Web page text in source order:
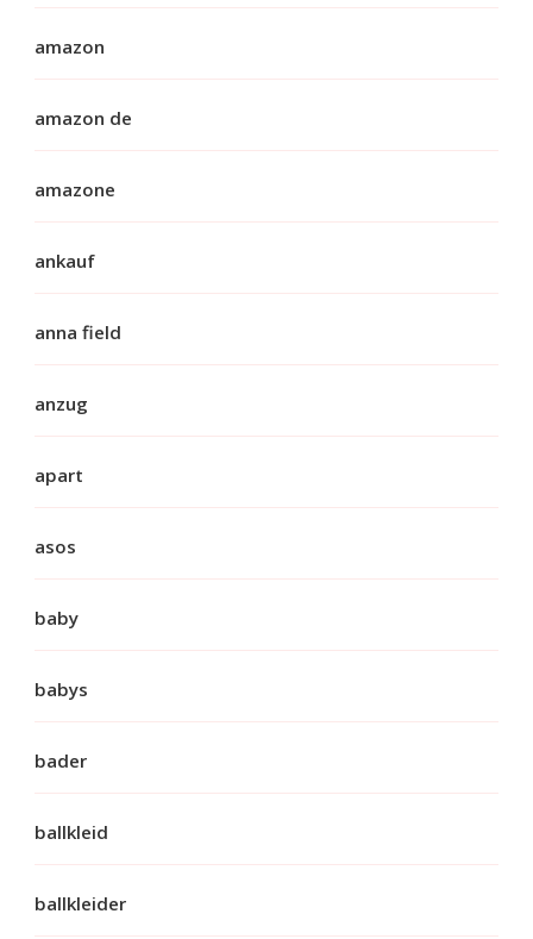
amazon
amazon de
amazone
ankauf
anna field
anzug
apart
asos
baby
babys
bader
ballkleid
ballkleider